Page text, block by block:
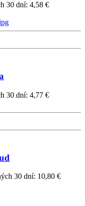
30 dní: 4,58 €
30 dní: 4,77 €
30 dní: 10,80 €